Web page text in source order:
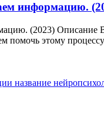
информацию.
(2023) Описание
этому
название